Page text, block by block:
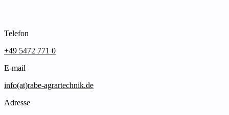
Telefon
+49 5472 771 0
E-mail
info(at)rabe-agrartechnik.de
Adresse